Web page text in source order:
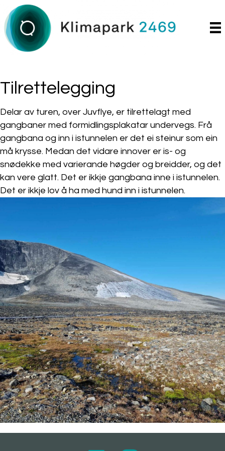
Tilrettelegging
Delar av turen, over Juvflye, er tilrettelagt med
gangbaner med formidlingsplakatar undervegs. Frå
gangbana og inn i istunnelen er det ei steinur som ein
må krysse. Medan det vidare innover er is- og
snødekke med varierande høgder og breidder, og det
kan vere glatt. Det er ikkje gangbana inne i istunnelen.
Det er ikkje lov å ha med hund inn i istunnelen.